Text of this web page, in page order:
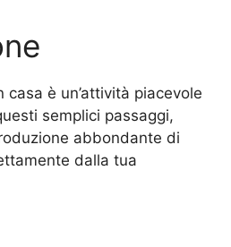
casa è un’attività piacevole
semplici passaggi,
abbondante di
dalla tua